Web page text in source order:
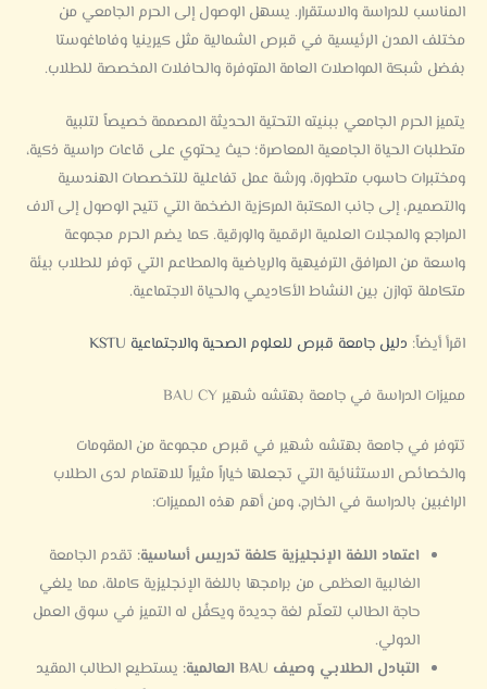
المناسب للدراسة والاستقرار. يسهل الوصول إلى الحرم الجامعي من
مختلف المدن الرئيسية في قبرص الشمالية مثل كيرينيا وفاماغوستا
بفضل شبكة المواصلات العامة المتوفرة والحافلات المخصصة للطلاب.
يتميز الحرم الجامعي ببنيته التحتية الحديثة المصممة خصيصاً لتلبية
متطلبات الحياة الجامعية المعاصرة؛ حيث يحتوي على قاعات دراسية ذكية،
ومختبرات حاسوب متطورة، ورشة عمل تفاعلية للتخصصات الهندسية
والتصميم، إلى جانب المكتبة المركزية الضخمة التي تتيح الوصول إلى آلاف
المراجع والمجلات العلمية الرقمية والورقية. كما يضم الحرم مجموعة
واسعة من المرافق الترفيهية والرياضية والمطاعم التي توفر للطلاب بيئة
متكاملة توازن بين النشاط الأكاديمي والحياة الاجتماعية.
اقرأ أيضاً: دليل جامعة قبرص للعلوم الصحية والاجتماعية KSTU
مميزات الدراسة في جامعة بهتشه شهير BAU CY
تتوفر في جامعة بهتشه شهير في قبرص مجموعة من المقومات
والخصائص الاستثنائية التي تجعلها خياراً مثيراً للاهتمام لدى الطلاب
الراغبين بالدراسة في الخارج، ومن أهم هذه المميزات:
اعتماد اللغة الإنجليزية كلغة تدريس أساسية: تقدم الجامعة
الغالبية العظمى من برامجها باللغة الإنجليزية كاملة، مما يلغي
حاجة الطالب لتعلّم لغة جديدة ويكفُل له التميز في سوق العمل
الدولي.
التبادل الطلابي وصيف BAU العالمية:
يستطيع الطالب المقيد